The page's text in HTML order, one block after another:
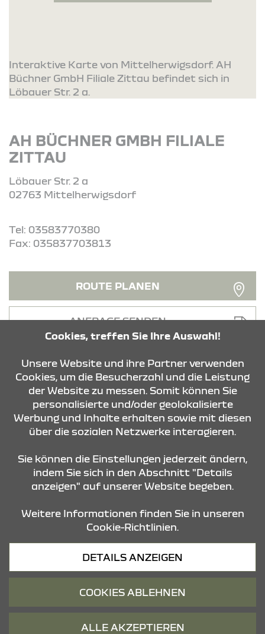
Interaktive Karte von Mittelherwigsdorf. AH
Büchner GmbH Filiale Zittau befindet sich in
Löbauer Str. 2 a.
AH BÜCHNER GMBH FILIALE
ZITTAU
Löbauer Str. 2 a
02763 Mittelherwigsdorf
Tel: 03583770380
Fax: 035837703813
ROUTE PLANEN
ANFRAGE SENDEN
KONTAKT & ANFAHRT
STANDORTE
Datenschutz
© 2026 Dacia
Cookies, treffen Sie Ihre Auswahl!
Unsere Website und ihre Partner verwenden
Cookies, um die Besucherzahl und die Leistung
der Website zu messen. Somit können Sie
personalisierte und/oder geolokalisierte
Werbung und Inhalte erhalten sowie mit diesen
über die sozialen Netzwerke interagieren.
Sie können die Einstellungen jederzeit ändern,
indem Sie sich in den Abschnitt "Details
anzeigen" auf unserer Website begeben.
Weitere Informationen finden Sie in unseren
Cookie-Richtlinien.
DETAILS ANZEIGEN
COOKIES ABLEHNEN
ALLE AKZEPTIEREN